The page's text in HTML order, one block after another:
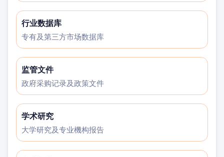
行业数据库
专有及第三方市场数据库
监管文件
政府采购记录及政策文件
学术研究
大学研究及专业機构报告